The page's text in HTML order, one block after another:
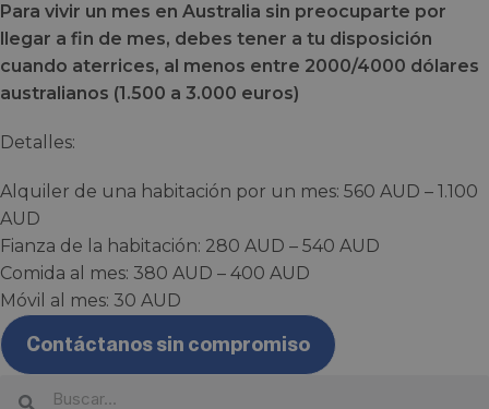
Para vivir un mes en Australia sin preocuparte por
llegar a fin de mes, debes tener a tu disposición
cuando aterrices, al menos entre 2000/4000 dólares
australianos (1.500 a 3.000 euros)
Detalles:
Alquiler de una habitación por un mes: 560 AUD – 1.100
AUD
Fianza de la habitación: 280 AUD – 540 AUD
Comida al mes: 380 AUD – 400 AUD
Móvil al mes: 30 AUD
Contáctanos sin compromiso